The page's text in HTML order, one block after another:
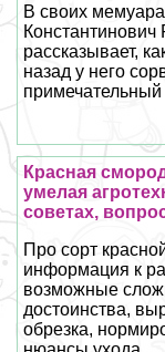
В своих
Константинович
рассказывает,
назад у него
Красная
умелая
советах,
Про сорт
информация к
возможные
достоинства,
обрезка,